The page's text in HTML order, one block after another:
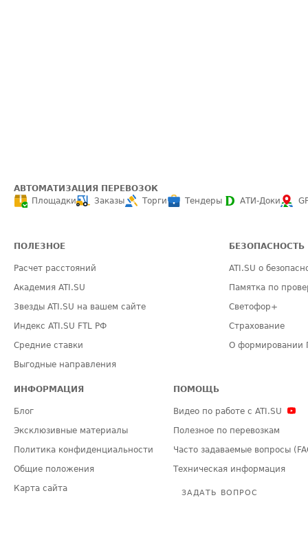
АВТОМАТИЗАЦИЯ ПЕРЕВОЗОК
Площадки
Заказы Торги Тендеры АТИ-Доки
ПОЛЕЗНОЕ
Расчет расстояний
Академия ATI.SU
Звезды ATI.SU на вашем сайте
Индекс ATI.SU FTL РФ
Средние ставки
Выгодные направления
БЕЗОПАСНОСТЬ
ATI.SU о
Памятка по
Светофор+
Страхование
О формировании
ИНФОРМАЦИЯ
Блог
Эксклюзивные материалы
Политика конфиденциальности
Общие положения
Карта сайта
ПОМОЩЬ
Видео по работе с ATI.SU
Полезное по перевозкам
Часто задаваемые вопросы
Техническая информация
ЗАДАТЬ ВОПРОС